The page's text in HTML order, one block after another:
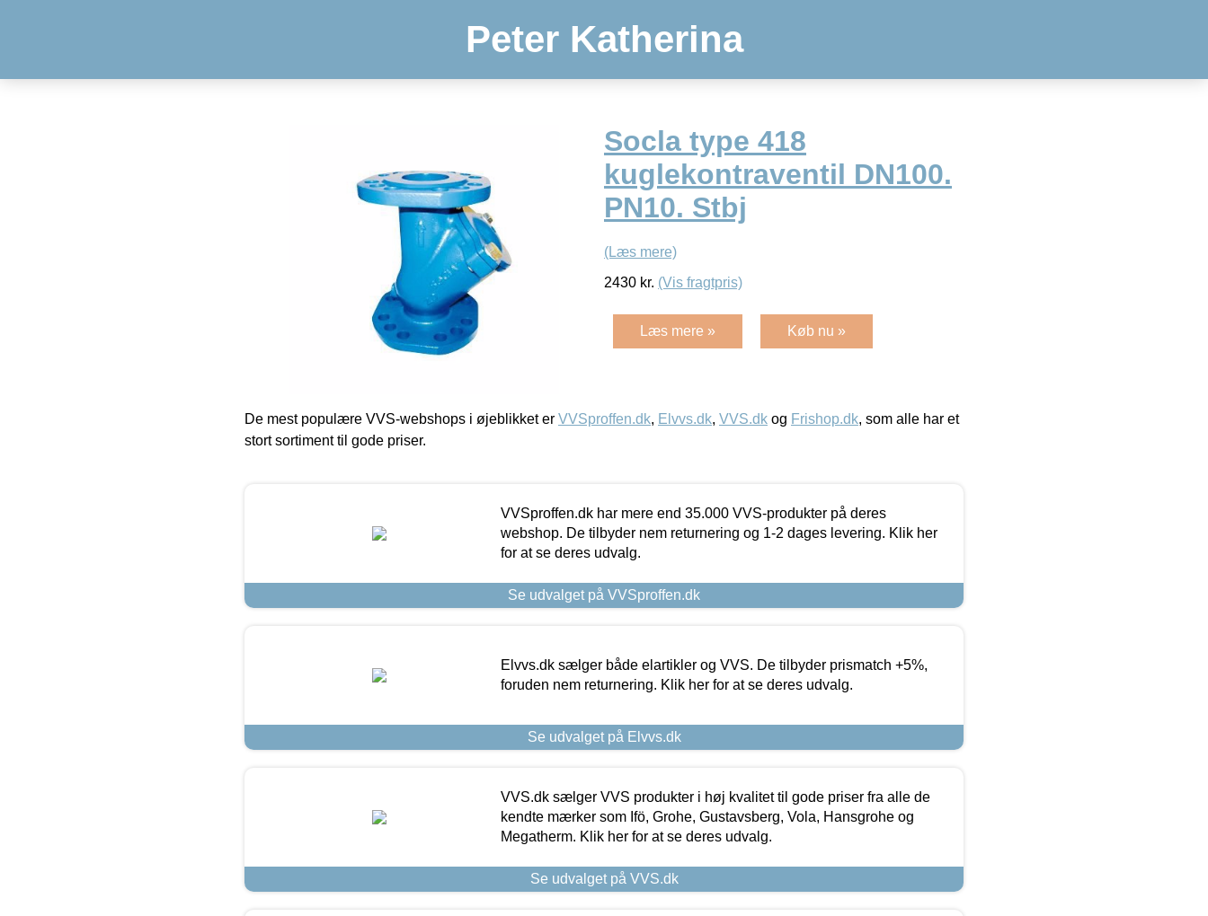
Peter Katherina
Socla type 418
kuglekontraventil DN100.
PN10. Stbj
(Læs mere)
2430 kr. (Vis fragtpris)
Læs mere » Køb nu »
De mest populære VVS-webshops i øjeblikket er VVSproffen.dk, Elvvs.dk, VVS.dk og Frishop.dk, som alle har et
stort sortiment til gode priser.
VVSproffen.dk har mere end 35.000 VVS-produkter på deres
webshop. De tilbyder nem returnering og 1-2 dages levering. Klik her
for at se deres udvalg.
Se udvalget på VVSproffen.dk
Elvvs.dk sælger både elartikler og VVS. De tilbyder prismatch +5%,
foruden nem returnering. Klik her for at se deres udvalg.
Se udvalget på Elvvs.dk
VVS.dk sælger VVS produkter i høj kvalitet til gode priser fra alle de
kendte mærker som Ifö, Grohe, Gustavsberg, Vola, Hansgrohe og
Megatherm. Klik her for at se deres udvalg.
Se udvalget på VVS.dk